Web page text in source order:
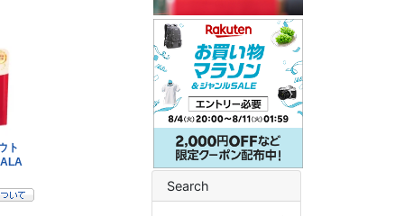
Search